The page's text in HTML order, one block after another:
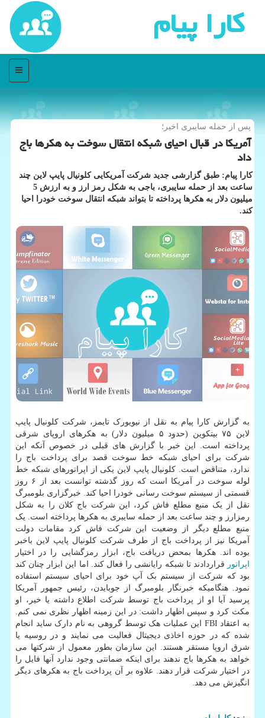
كارا پیام
منو
پس از حمله سایبری اخیر؛
آمریكا در قبال احیای شبكه انتقال سوخت به هكرها باج
داد
کارا پیام: طبق گزارشی جدید شرکت آمریکایی کلونیال پایپ لاین چند
ساعت بعد از حمله سایبری، باجی به شکل رمز ارز و به ارزش 5
میلیون دلار به هکرها پرداخته تا بتواند شبکه انتقال سوخت خودرا احیا
کند.
به گزارش کارا پیام به نقل از نیویورک تایمز، شرکت کلونیال پایپ
لاین ۷۵ بیتکوین (حدود ۵ میلیون دلار) به هکرهای اروپای شرقی
پرداخته است. این خبر با گزارش های قبلی در خصوص آنکه این
شرکت برای احیای شبکه خط سوخت قصد برای پرداخت باج را
ندارد، متناقض است. کلونیال پایپ لاین یکی از اپراتورهای شبکه خط
لوله سوخت در آمریکا است که روز گذشته توانست بعد از ۶ روز
قسمتی از سیستم سوخت رسانی خودرا احیا کند. خبرگزاری بلومبرگ
نقل از یک منبع مطلع فاش کرد، این شرکت باج کلان را به شکل
رمزارز و چند ساعت بعد از حمله سایبری به هکرها پرداخته است. یک
منبع مطلع دیگر از وضعیت این شرکت فاش کرد مقامات دولت
آمریکا نیز از پرداخت باج از طرف شرکت کلونیال پایپ لاین باخبر
بوده اند. هکرها بمحض دریافت باج، ابزار رمزگشایی را در اختیار
اپراتور قراردادند تا شبکه رایانشی را فعال کند. اما این ابزار چنان کند
بود که شرکت از سیستم بک آپ خود برای احیای سیستم استفاده
نمود. هنگامیکه خبرنگار بلومبرگ از جوبایدن، رئیس جمهور آمریکا
پرسید آیا او از پرداخت باج توسط شرکت اطلاع داشته یا خیر، او
مکث کرد و سپس اظهار داشت: در این زمینه اظهار نظری نمی کنم.
به اعتقاد FBI این عملیات هک توسط گروهی به نام دارک ساید انجام
شده که در حوزه اخاذی دیجیتال فعالیت می نمایند و در روسیه یا
شرق اروپا مستقر هستند. این سازمان بطور معمول از شرکتها می
خواهد به هکرها باج ندهند برای اینکه ضمانتی وجود ندارد آنها فایل را
در اختیار شرکت قرار دهند. علاوه بر آن پرداخت باج به هکرهای دیگر
انگیزش می دهد.